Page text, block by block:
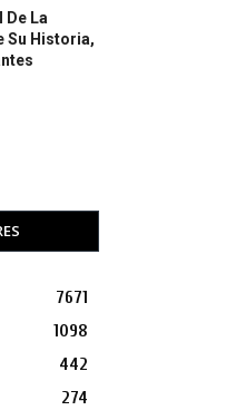
De La
Su Historia,
7671
1098
442
274